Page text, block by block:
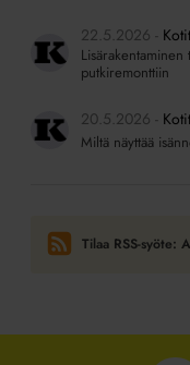
22.5.2026
putkiremonttiin
20.5.2026
Miltä näyttää
Tilaa RSS-syöte: